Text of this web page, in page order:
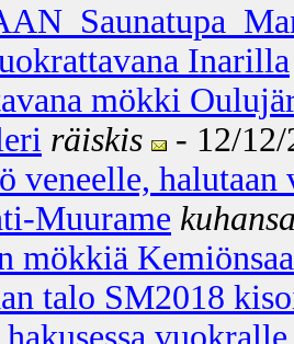
Saunatupa
Inarilla
mökki
räiskis
- 12/12/
veneelle, halutaan
Muurame
mökkiä
talo SM2018